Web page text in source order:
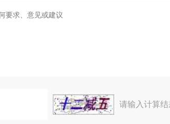
请输入计算